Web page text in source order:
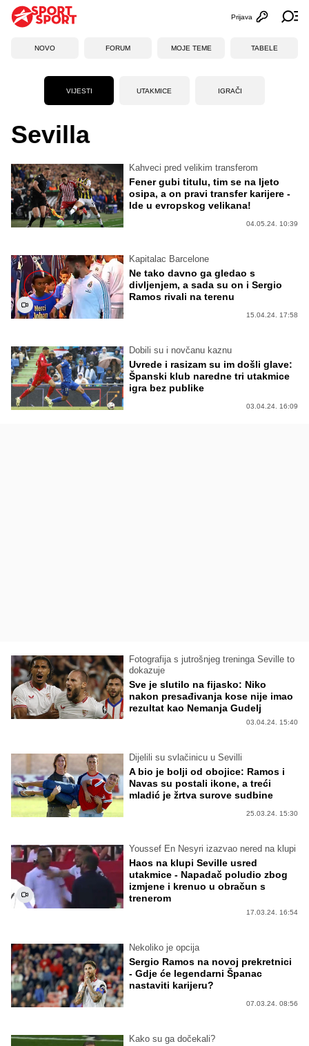
Otvori
Prijava
NOVO FORUM MOJE TEME TABELE
VIJESTI UTAKMICE IGRAČI
Sevilla
Kahveci pred velikim transferom
Fener gubi titulu, tim se na ljeto
osipa, a on pravi transfer karijere -
Ide u evropskog velikana!
04.05.24. 10:39
Kapitalac Barcelone
Ne tako davno ga gledao s
divljenjem, a sada su on i Sergio
Ramos rivali na terenu
15.04.24. 17:58
Dobili su i novčanu kaznu
Uvrede i rasizam su im došli glave:
Španski klub naredne tri utakmice
igra bez publike
03.04.24. 16:09
Fotografija s jutrošnjeg treninga Seville to
dokazuje
Sve je slutilo na fijasko: Niko
nakon presađivanja kose nije imao
rezultat kao Nemanja Gudelj
03.04.24. 15:40
Dijelili su svlačinicu u Sevilli
A bio je bolji od obojice: Ramos i
Navas su postali ikone, a treći
mladić je žrtva surove sudbine
25.03.24. 15:30
Youssef En Nesyri izazvao nered na klupi
Haos na klupi Seville usred
utakmice - Napadač poludio zbog
izmjene i krenuo u obračun s
trenerom
17.03.24. 16:54
Nekoliko je opcija
Sergio Ramos na novoj prekretnici
- Gdje će legendarni Španac
nastaviti karijeru?
07.03.24. 08:56
Kako su ga dočekali?